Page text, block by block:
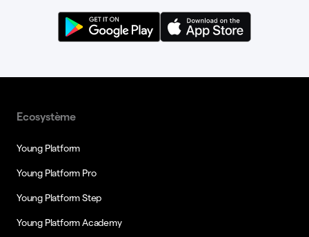
Ecosystème
Young Platform
Young Platform Pro
Young Platform Step
Young Platform Academy